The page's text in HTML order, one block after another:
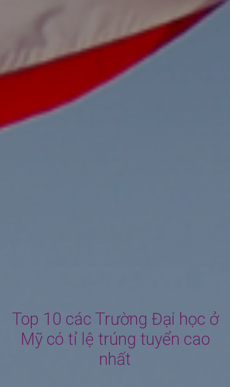
Top 10 các Trường Đại học ở
Mỹ có tỉ lệ trúng tuyển cao
nhất